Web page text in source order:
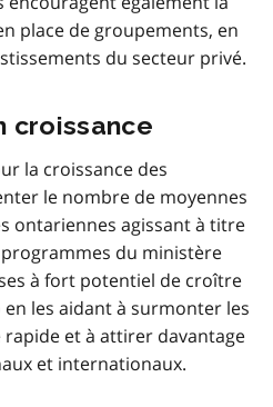
place de groupements, en
du secteur privé.
croissance
la croissance des
le nombre de moyennes
ontariennes agissant à titre
programmes du ministère
à fort potentiel de croître
en les aidant à surmonter les
rapide et à attirer davantage
et internationaux.